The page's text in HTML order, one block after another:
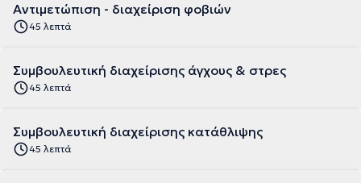
Αντιμετώπιση - διαχείριση φοβιών
45 λεπτά
Συμβουλευτική διαχείρισης άγχους & στρες
45 λεπτά
Συμβουλευτική διαχείρισης κατάθλιψης
45 λεπτά